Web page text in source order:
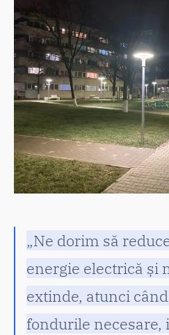
„Ne dorim să
energie electrică și
extinde, atunci
fondurile